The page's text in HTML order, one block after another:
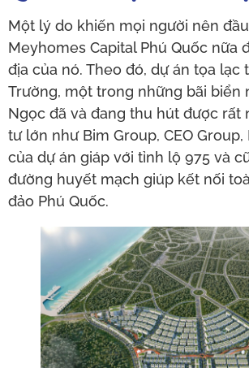
Một lý do khiến mọi người nên
Meyhomes Capital Phú Quốc nữa
địa của nó. Theo đó, dự án tọa lạc
Trường, một trong những bãi biển
Ngọc đã và đang thu hút được rất
tư lớn như Bim Group, CEO Group,
của dự án giáp với tỉnh lộ 975 và
đường huyết mạch giúp kết nối
đảo Phú Quốc.